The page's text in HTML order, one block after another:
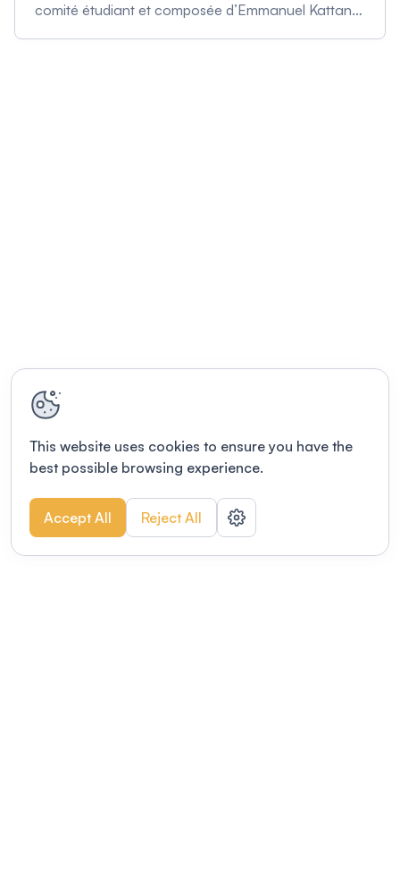
comité étudiant et composée d’Emmanuel Kattan
This website uses cookies to ensure you have the
best possible browsing experience.
Accept All Reject All